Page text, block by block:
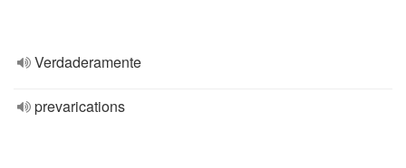
Verdaderamente
prevarications